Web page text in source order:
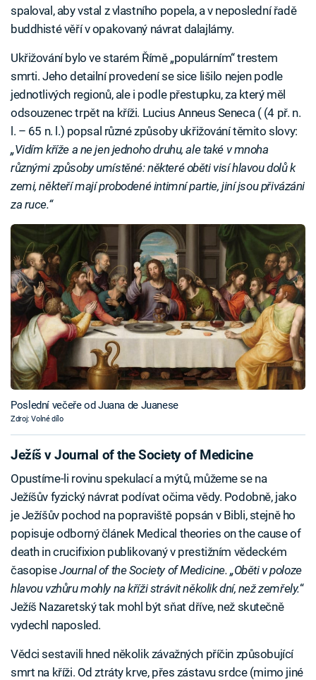
spaloval, aby vstal z vlastního popela, a v neposlední řadě
buddhisté věří v opakovaný návrat dalajlámy.
Ukřižování bylo ve starém Římě „populárním“ trestem
smrti. Jeho detailní provedení se sice lišilo nejen podle
jednotlivých regionů, ale i podle přestupku, za který měl
odsouzenec trpět na kříži. Lucius Anneus Seneca ( (4 př. n.
l. – 65 n. l.) popsal různé způsoby ukřižování těmito slovy:
„Vidím kříže a ne jen jednoho druhu, ale také v mnoha
různými způsoby umístěné: některé oběti visí hlavou dolů k
zemi, někteří mají probodené intimní partie, jiní jsou přivázáni
za ruce.“
Poslední večeře od Juana de Juanese
Zdroj: Volné dílo
Ježíš v Journal of the Society of Medicine
Opustíme-li rovinu spekulací a mýtů, můžeme se na
Ježíšův fyzický návrat podívat očima vědy. Podobně, jako
je Ježíšův pochod na popraviště popsán v Bibli, stejně ho
popisuje odborný článek Medical theories on the cause of
death in crucifixion publikovaný v prestižním vědeckém
časopiseJournal of the Society of Medicine. „Oběti v poloze
hlavou vzhůru mohly na kříži strávit několik dní, než zemřely.“
Ježíš Nazaretský tak mohl být sňat dříve, než skutečně
vydechl naposled.
Vědci sestavili hned několik závažných příčin způsobující
smrt na kříži. Od ztráty krve, přes zástavu srdce (mimo jiné